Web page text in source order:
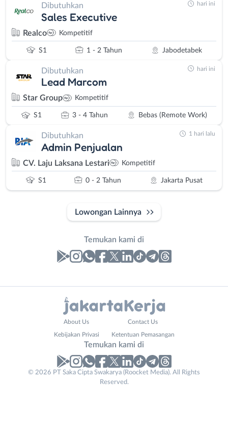
Dibutuhkan
Sales Executive
Realco Kompetitif
S1 1 - 2 Tahun Jabodetabek
hari ini
Dibutuhkan
Lead Marcom
Star Group Kompetitif
S1 3 - 4 Tahun Bebas (Remote Work)
hari ini
Dibutuhkan
Admin Penjualan
CV. Laju Laksana Lestari Kompetitif
S1 0 - 2 Tahun Jakarta Pusat
1 hari lalu
Lowongan Lainnya
Temukan kami di
No. Telp /
About Us Contact Us
Kebijakan Privasi Ketentuan Pemasangan
Temukan kami di
© 2026 PT Saka Cipta Swakarya (Roocket Media). All Rights
Reserved.